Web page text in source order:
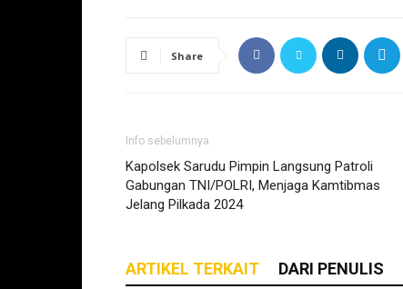
Share
Info sebelumnya
Kapolsek Sarudu Pimpin Langsung Patroli
Gabungan TNI/POLRI, Menjaga Kamtibmas
Jelang Pilkada 2024
ARTIKEL TERKAIT DARI PENULIS